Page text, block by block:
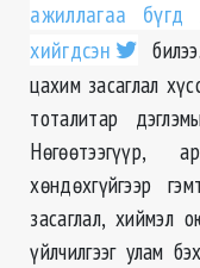
ажиллагаа бүгд
хийгдсэн
цахим засаглал
тоталитар
Нөгөөтээгүүр,
хөндөхгүйгээр
засаглал, хиймэл
үйлчилгээг улам